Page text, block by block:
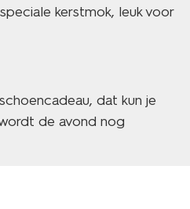
kerstmok, leuk voor
dat kun je
de avond nog